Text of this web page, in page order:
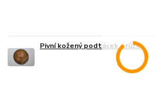
Pivní kožený podtácek - růže